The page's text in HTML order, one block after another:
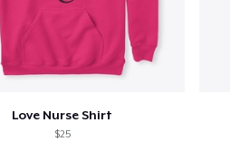
Love Nurse Shirt
$25